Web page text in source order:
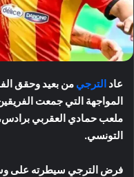
عاد الترجي
التونسي.
فرض الترجي سيطرته على